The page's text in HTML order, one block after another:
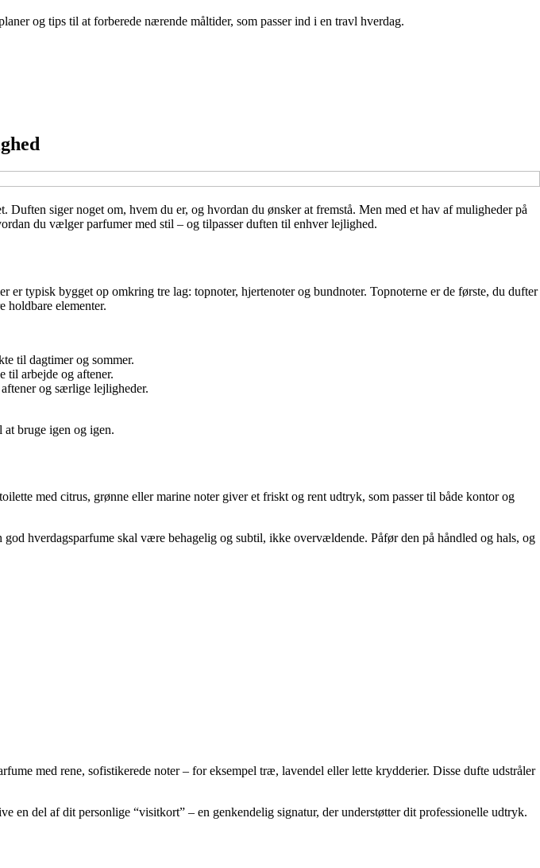
og tips til at forberede nærende måltider, som passer ind i en travl hverdag.
siger noget om, hvem du er, og hvordan du ønsker at fremstå. Men med et hav af muligheder på
du vælger parfumer med stil – og tilpasser duften til enhver lejlighed.
typisk bygget op omkring tre lag: topnoter, hjertenoter og bundnoter. Topnoterne er de første, du dufter
holdbare elementer.
til dagtimer og sommer.
til arbejde og aftener.
og særlige lejligheder.
bruge igen og igen.
med citrus, grønne eller marine noter giver et friskt og rent udtryk, som passer til både kontor og
hverdagsparfume skal være behagelig og subtil, ikke overvældende. Påfør den på håndled og hals, og
med rene, sofistikerede noter – for eksempel træ, lavendel eller lette krydderier. Disse dufte udstråler
en del af dit personlige “visitkort” – en genkendelig signatur, der understøtter dit professionelle udtryk.